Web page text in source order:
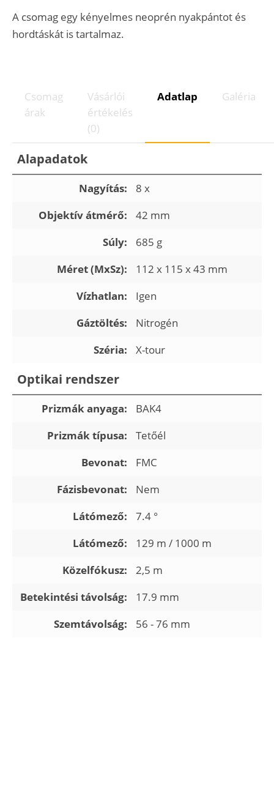
A csomag egy kényelmes neoprén nyakpántot és
hordtáskát is tartalmaz.
Csomag
árak
Vásárlói
értékelés
(0)
Adatlap Galéria
Alapadatok
Nagyítás:
8 x
Objektív átmérő:
42 mm
Súly:
685 g
Méret (MxSz):
112 x 115 x 43 mm
Vízhatlan:
Igen
Gáztöltés:
Nitrogén
Széria:
X-tour
Optikai rendszer
Prizmák anyaga:
BAK4
Prizmák típusa:
Tetőél
Bevonat:
FMC
Fázisbevonat:
Nem
Látómező:
7.4 °
Látómező:
129 m / 1000 m
Közelfókusz:
2,5 m
Betekintési távolság:
17.9 mm
Szemtávolság:
56 - 76 mm